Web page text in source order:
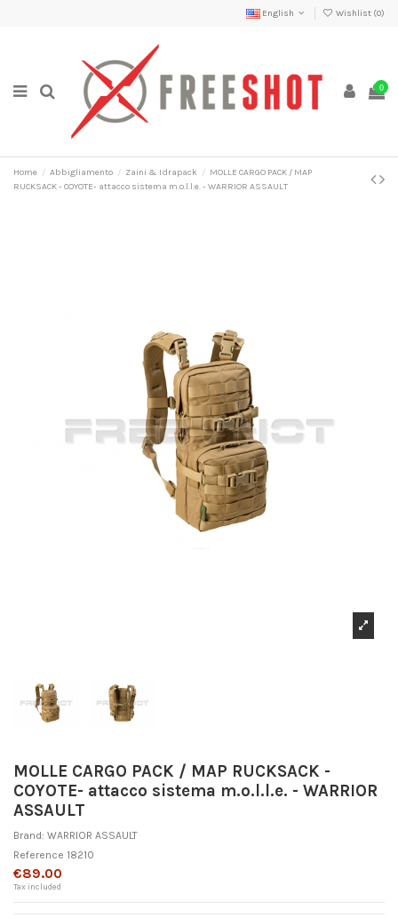
English Wishlist (0)
0
Home Abbigliamento Zaini & Idrapack
MOLLE CARGO PACK / MAP
RUCKSACK - COYOTE- attacco sistema m.o.l.l.e. - WARRIOR ASSAULT
MOLLE CARGO PACK / MAP RUCKSACK -
COYOTE- attacco sistema m.o.l.l.e. - WARRIOR
ASSAULT
Brand: WARRIOR ASSAULT
Reference 18210
€89.00
Tax included